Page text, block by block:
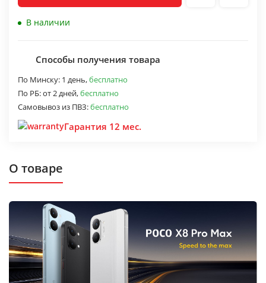
В наличии
Способы получения товара
По Минску: 1 день,бесплатно
По РБ:от 2 дней,бесплатно
Самовывоз из ПВЗ:бесплатно
Гарантия 12 мес.
О товаре